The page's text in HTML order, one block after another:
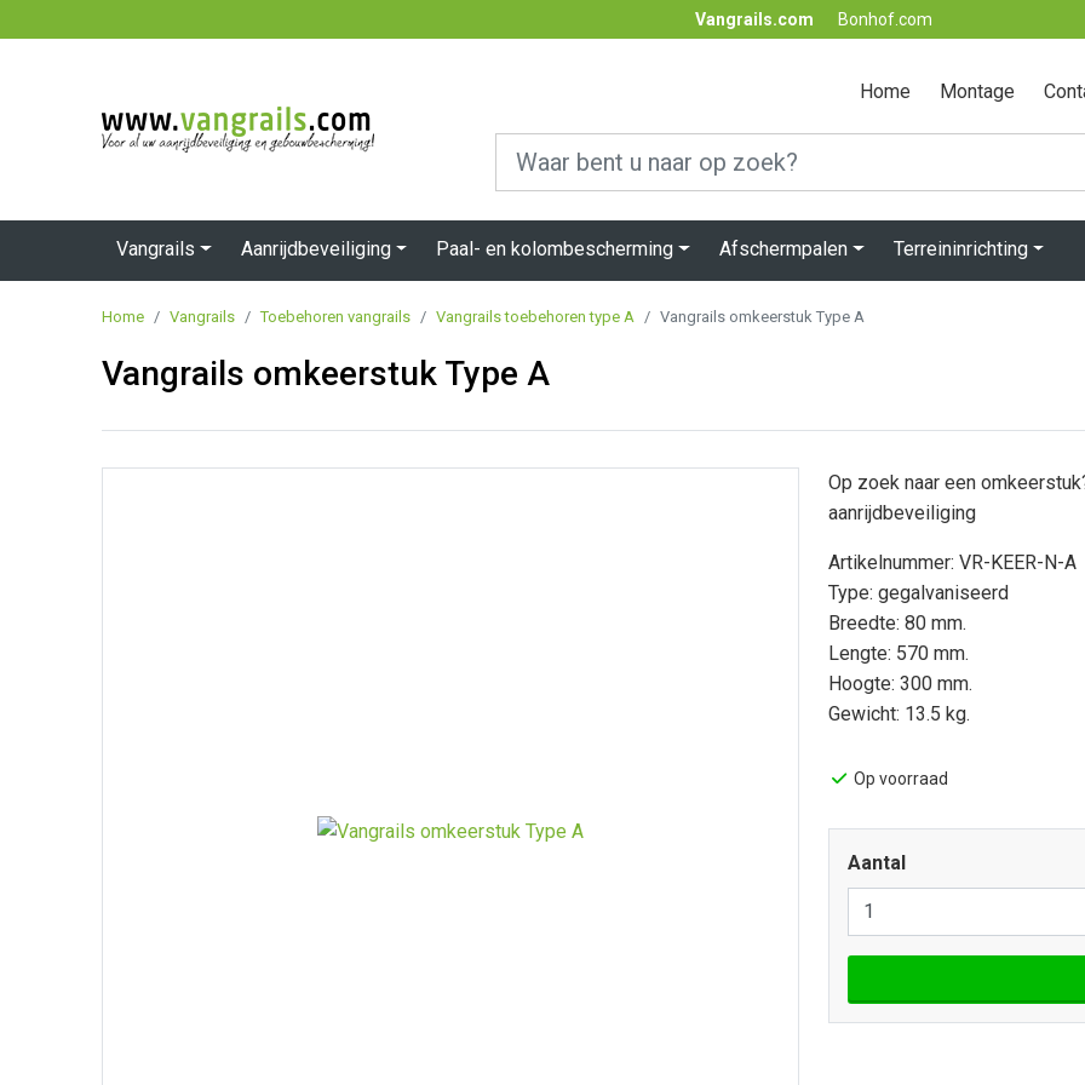
Vangrails.com Bonhof.com
Home Montage
Vangrails Aanrijdbeveiliging Paal- en kolombescherming Afschermpalen Terreininrichting
Home Vangrails Toebehoren vangrails Vangrails toebehoren type A Vangrails omkeerstuk Type A
Vangrails omkeerstuk Type A
Op zoek naar een
aanrijdbeveiliging
Artikelnummer: VR-KEER-N-A
Type: gegalvaniseerd
Breedte: 80 mm.
Lengte: 570 mm.
Hoogte: 300 mm.
Gewicht: 13.5 kg.
Op voorraad
Aantal